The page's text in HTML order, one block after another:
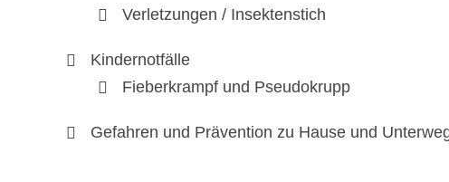
Verletzungen / Insektenstich
Kindernotfälle
Fieberkrampf und Pseudokrupp
Gefahren und Prävention zu Hause und